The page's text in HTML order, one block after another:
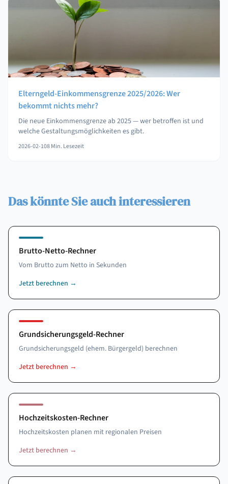
Elterngeld-Einkommensgrenze 2025/2026: Wer
bekommt nichts mehr?
Die neue Einkommensgrenze ab 2025 — wer betroffen ist und
welche Gestaltungsmöglichkeiten es gibt.
2026-02-108Min. Lesezeit
Das könnte Sie auch interessieren
Brutto-Netto-Rechner
Vom Brutto zum Netto in Sekunden
Jetzt berechnen →
Grundsicherungsgeld-Rechner
Grundsicherungsgeld (ehem. Bürgergeld) berechnen
Jetzt berechnen →
Hochzeitskosten-Rechner
Hochzeitskosten planen mit regionalen Preisen
Jetzt berechnen →